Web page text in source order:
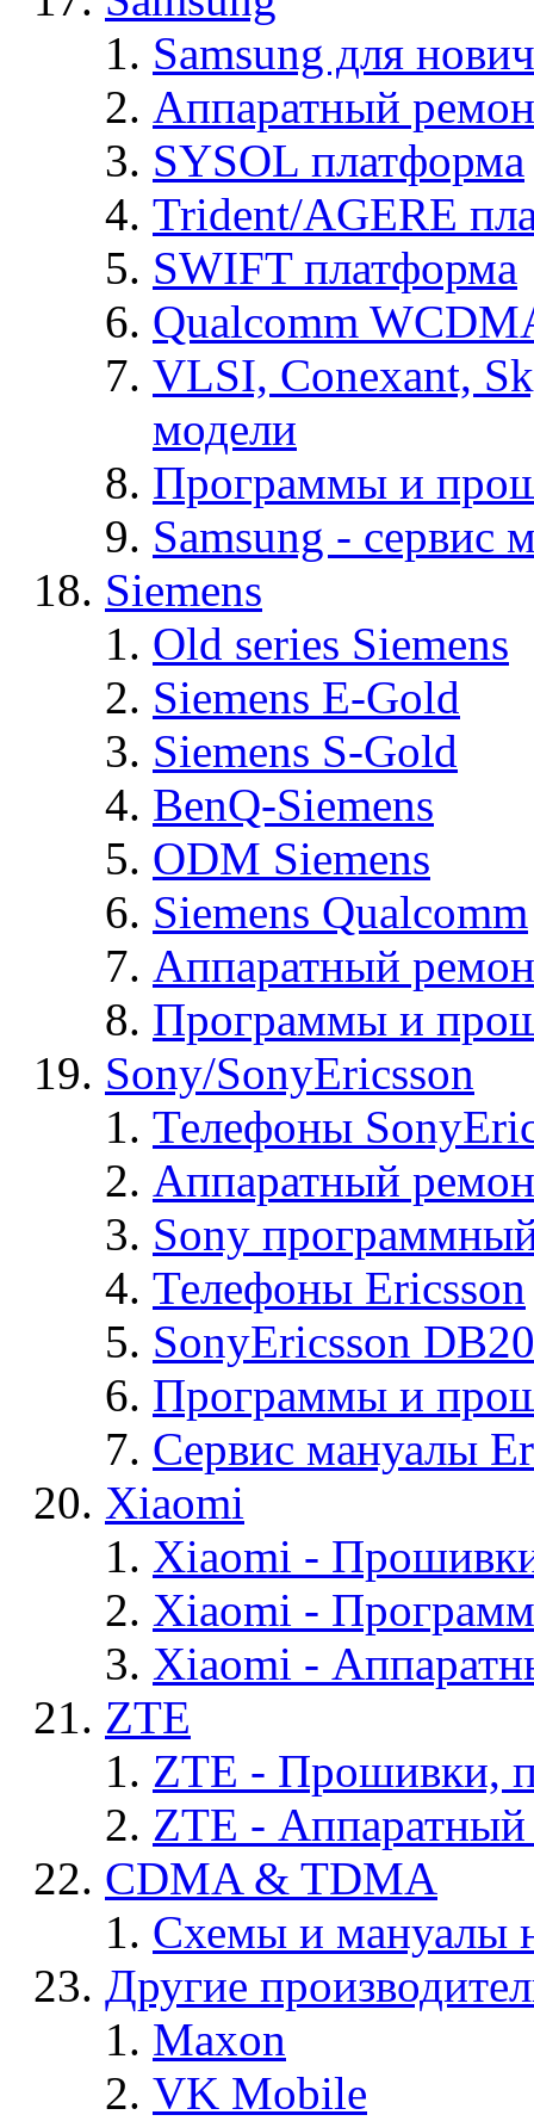
Samsung для
Аппаратный
SYSOL платформа
Trident/AGERE
SWIFT платформа
Qualcomm
VLSI, Conexant,
модели
Программы и
Samsung - cервис
Siemens
Old series Siemens
Siemens E-Gold
Siemens S-Gold
BenQ-Siemens
ODM Siemens
Siemens Qualcomm
Аппаратный
Программы и
Sony/SonyEricsson
Телефоны
Аппаратный
Sony
Телефоны Ericsson
SonyEricsson
Программы и
Сервис мануалы
Xiaomi
Xiaomi -
Xiaomi -
Xiaomi -
ZTE
ZTE - Прошивки,
ZTE -
CDMA & TDMA
Схемы и мануалы
Другие
Maxon
VK Mobile